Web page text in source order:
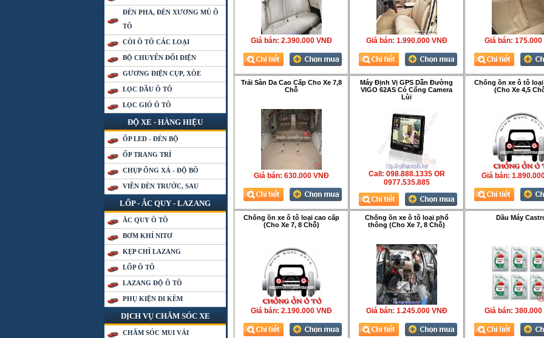
ĐÈN PHA, ĐÈN XƯƠNG MÙ Ô
TÔ
CÒI Ô TÔ CÁC LOẠI
BỘ CHUYỂN ĐỔI ĐIỆN
GƯƠNG ĐIỆN CỤP, XÒE
LỌC DẦU Ô TÔ
LỌC GIÓ Ô TÔ
ĐỘ XE - HÀNG HIỆU
ỐP LED - ĐÈN BỘ
ỐP TRANG TRÍ
CHỤP ỐNG XẢ - ĐỘ BÔ
VIỀN ĐÈN TRƯỚC, SAU
LỐP - ẮC QUY - LAZANG
ẮC QUY Ô TÔ
BƠM KHÍ NITƠ
KẸP CHÌ LAZANG
LỐP Ô TÔ
LAZANG ĐỘ Ô TÔ
PHỤ KIỆN ĐI KÈM
DỊCH VỤ CHĂM SÓC XE
CHĂM SÓC MUI VẢI
Giá bán: 2.390.000 VNÐ Giá bán: 1.990.000 VNÐ Giá bán:
Trải Sàn Da Cao Cấp Cho Xe 7,8
Chỗ
Giá bán: 630.000 VNÐ
Máy Định Vị GPS Dẫn Đường
VIGO 62AS Có Cổng Camera
Lùi
Call: 098.888.1335 OR
0977.535.885
Chống ồn xe ô tô
(Cho Xe 4,5
Giá bán:
Chống ồn xe ô tô loại cao cấp
(Cho Xe 7, 8 Chỗ)
Giá bán: 2.190.000 VNÐ
Chống ồn xe ô tô loại phổ
thông (Cho Xe 7, 8 Chỗ)
Giá bán: 1.245.000 VNÐ
Dầu Máy
Giá bán: